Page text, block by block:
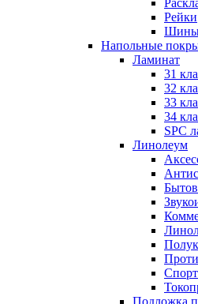
Рейки
Напольные
Ламинат
31
32
33
34
SPC
Линолеум
Подложка